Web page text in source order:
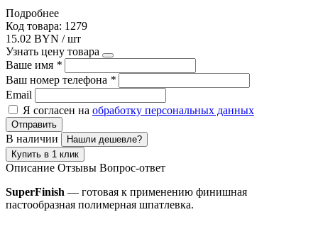
Подробнее
Код товара: 1279
15.02 BYN / шт
Узнать цену товара
Ваше имя *
Ваш номер телефона *
Email
Я согласен на обработку персональных данных
Отправить
В наличии
Нашли дешевле?
Купить в 1 клик
Описание Отзывы Вопрос-ответ
SuperFinish — готовая к применению финишная
пастообразная полимерная шпатлевка.